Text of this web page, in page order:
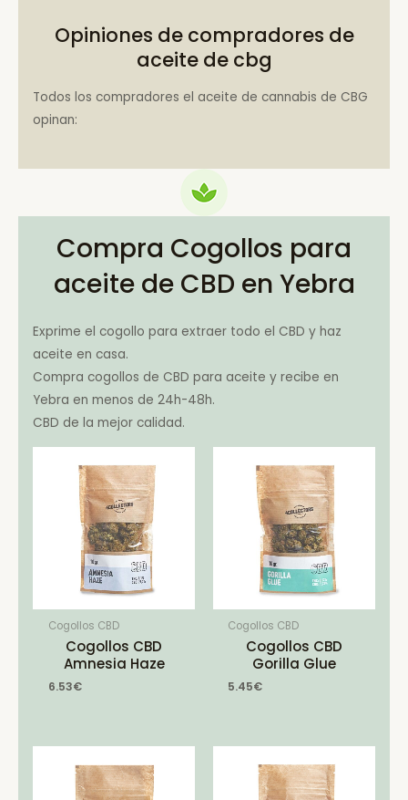
Opiniones de compradores de
aceite de cbg
Todos los compradores el aceite de cannabis de CBG
opinan:
Compra Cogollos para
aceite de CBD en Yebra
Exprime el cogollo para extraer todo el CBD y haz
aceite en casa.
Compra cogollos de CBD para aceite y recibe en
Yebra en menos de 24h-48h.
CBD de la mejor calidad.
Cogollos CBD
Cogollos CBD
Amnesia Haze
6.53€
Cogollos CBD
Cogollos CBD
Gorilla Glue
5.45€